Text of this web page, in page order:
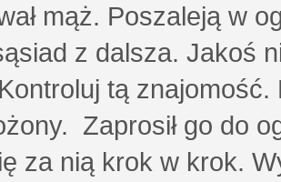
mąż. Poszaleją w
z dalsza. Jakoś
tą
Zaprosił go do
za nią krok w krok.